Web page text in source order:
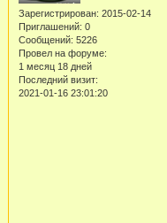
Зарегистрирован: 2015-02-14
Приглашений: 0
Сообщений: 5226
Провел на форуме:
1 месяц 18 дней
Последний визит:
2021-01-16 23:01:20